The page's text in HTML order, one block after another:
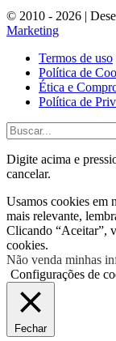
© 2010 - 2026 |
Marketing
Termos de uso
Política de
Ética e
Política de
Digite acima e
cancelar.
Usamos cookies em
mais relevante,
Clicando “Aceitar”,
cookies.
Não venda minhas
Configurações de
Fechar